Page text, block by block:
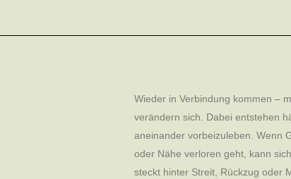
Wieder in Verbindung kommen –
verändern sich. Dabei entstehen
aneinander vorbeizuleben. Wenn
oder Nähe verloren geht, kann
steckt hinter Streit, Rückzug oder